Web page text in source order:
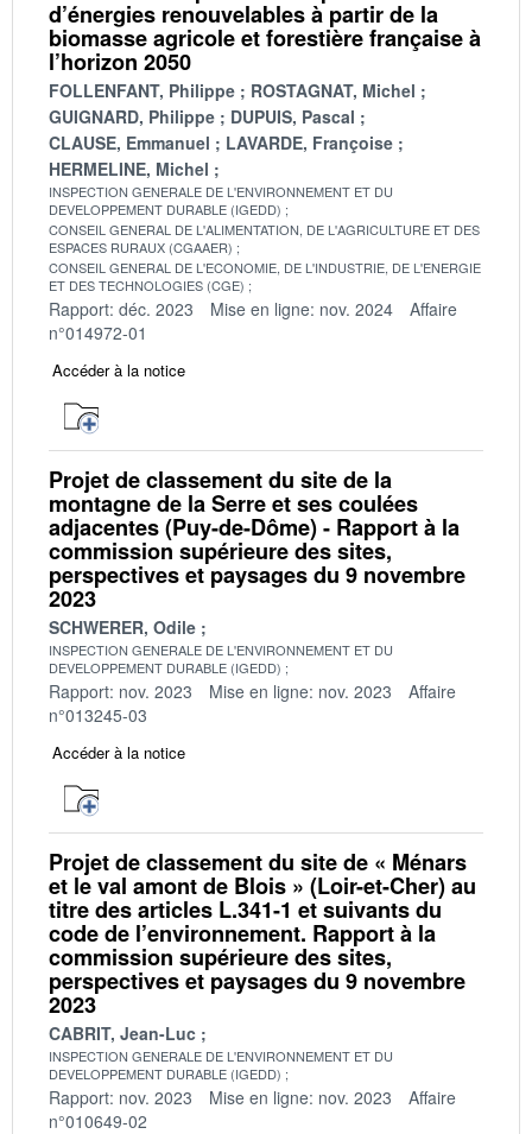
d’énergies renouvelables à partir de la
biomasse agricole et forestière française à
l’horizon 2050
FOLLENFANT, Philippe
ROSTAGNAT, Michel
GUIGNARD, Philippe
DUPUIS, Pascal
CLAUSE, Emmanuel
LAVARDE, Françoise
HERMELINE, Michel
INSPECTION GENERALE DE L'ENVIRONNEMENT ET DU
DEVELOPPEMENT DURABLE (IGEDD)
CONSEIL GENERAL DE L'ALIMENTATION, DE L'AGRICULTURE ET DES
ESPACES RURAUX (CGAAER)
CONSEIL GENERAL DE L'ECONOMIE, DE L'INDUSTRIE, DE L'ENERGIE
ET DES TECHNOLOGIES (CGE)
Rapport: déc. 2023 Mise en ligne: nov. 2024
Affaire
n°014972-01
Accéder à la notice
Projet de classement du site de la
montagne de la Serre et ses coulées
adjacentes (Puy-de-Dôme) - Rapport à la
commission supérieure des sites,
perspectives et paysages du 9 novembre
2023
SCHWERER, Odile
INSPECTION GENERALE DE L'ENVIRONNEMENT ET DU
DEVELOPPEMENT DURABLE (IGEDD)
Rapport: nov. 2023 Mise en ligne: nov. 2023
Affaire
n°013245-03
Accéder à la notice
Projet de classement du site de « Ménars
et le val amont de Blois » (Loir-et-Cher) au
titre des articles L.341-1 et suivants du
code de l’environnement. Rapport à la
commission supérieure des sites,
perspectives et paysages du 9 novembre
2023
CABRIT, Jean-Luc
INSPECTION GENERALE DE L'ENVIRONNEMENT ET DU
DEVELOPPEMENT DURABLE (IGEDD)
Rapport: nov. 2023 Mise en ligne: nov. 2023
Affaire
n°010649-02